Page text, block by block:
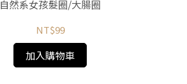
自然系女孩髮圈/大腸圈
NT$99
加入購物車